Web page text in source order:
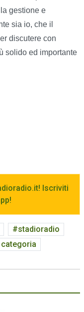
gestione e
sia io, che il
discutere con
solido ed importante
Iscriviti
stadioradio